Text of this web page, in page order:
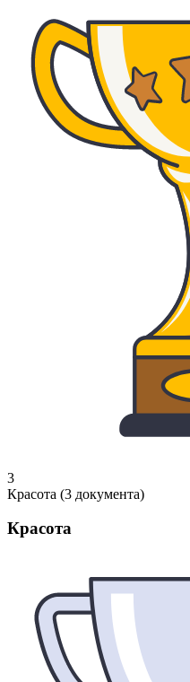
3
Красота (3 документа)
Красота